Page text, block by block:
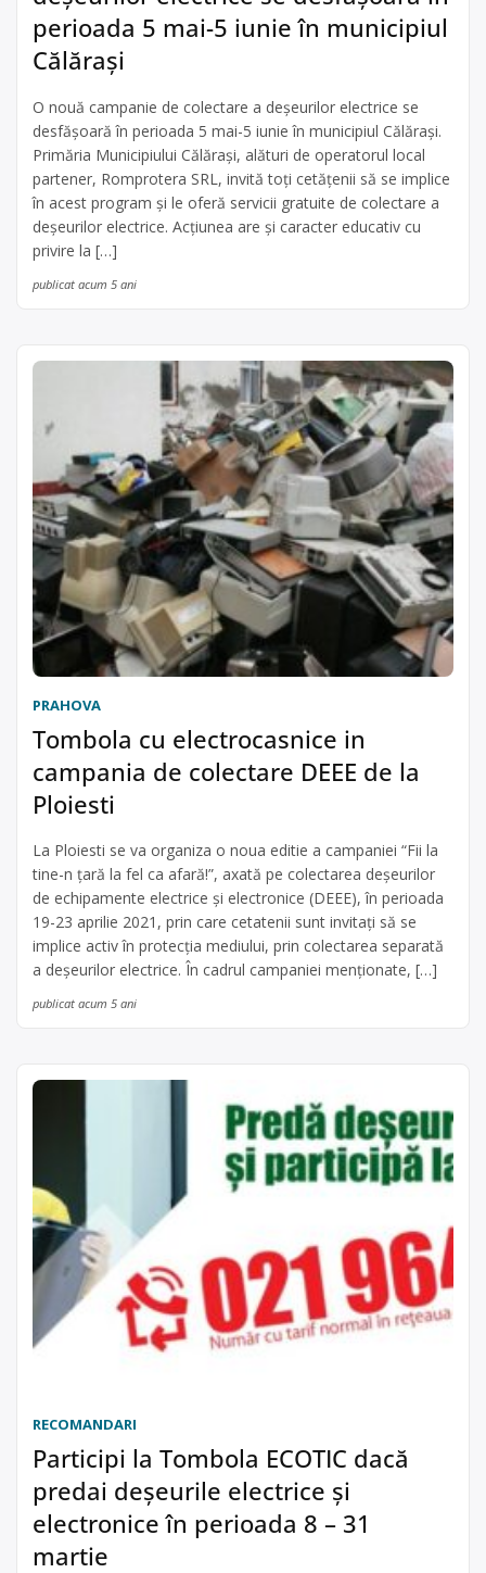
perioada 5 mai-5 iunie în municipiul
Călărași
O nouă campanie de colectare a deșeurilor electrice se
desfășoară în perioada 5 mai-5 iunie în municipiul Călărași.
Primăria Municipiului Călărași, alături de operatorul local
partener, Romprotera SRL, invită toți cetățenii să se implice
în acest program și le oferă servicii gratuite de colectare a
deşeurilor electrice. Acțiunea are şi caracter educativ cu
privire la […]
publicat acum 5 ani
PRAHOVA
Tombola cu electrocasnice in
campania de colectare DEEE de la
Ploiesti
La Ploiesti se va organiza o noua editie a campaniei “Fii la
tine-n țară la fel ca afară!”, axată pe colectarea deșeurilor
de echipamente electrice și electronice (DEEE), în perioada
19-23 aprilie 2021, prin care cetatenii sunt invitați să se
implice activ în protecția mediului, prin colectarea separată
a deșeurilor electrice. În cadrul campaniei menționate, […]
publicat acum 5 ani
RECOMANDARI
Participi la Tombola ECOTIC dacă
predai deșeurile electrice și
electronice în perioada 8 – 31
martie